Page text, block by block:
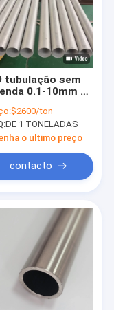
tubulação sem
0.1-10mm da
4 da
sem
4,5 de 347h
Ss
$2600/ton
DE 1 TONELADAS
o ultimo preço
contacto